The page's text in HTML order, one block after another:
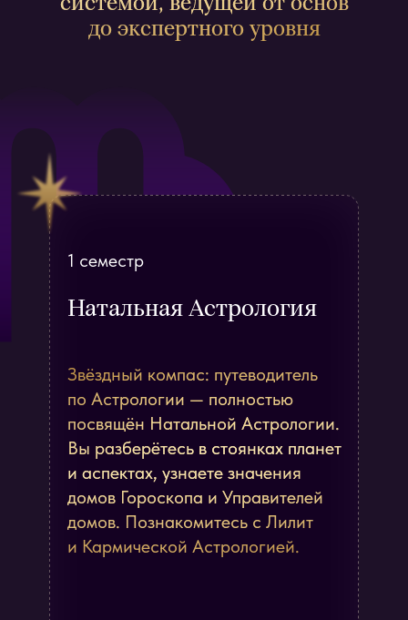
до экспертного уровня
1 семестр
Натальная Астрология
Звёздный компас: путеводитель
по Астрологии — полностью
посвящён Натальной Астрологии.
Вы разберётесь в стоянках планет
и аспектах, узнаете значения
домов Гороскопа и Управителей
домов. Познакомитесь с Лилит
и Кармической Астрологией.